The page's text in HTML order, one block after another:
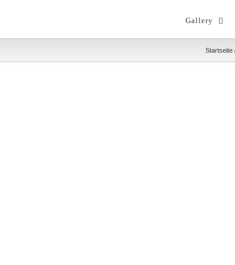
Gallery
Startseite